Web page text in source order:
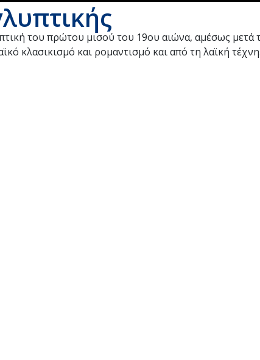
του πρώτου μισού του 19ου αιώνα, αμέσως μετά
κλασικισμό και ρομαντισμό και από τη λαϊκή τέχνη.